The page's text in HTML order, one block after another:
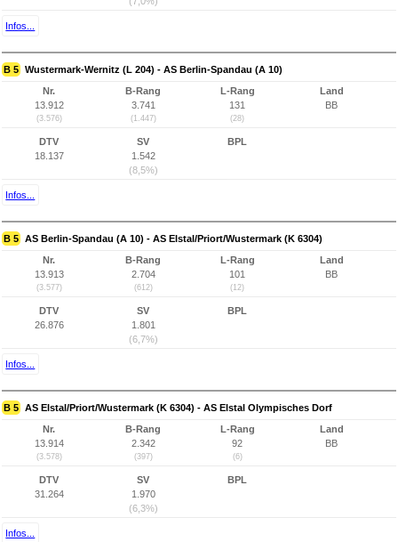
Infos...
B 5 Wustermark-Wernitz (L 204) - AS Berlin-Spandau (A 10)
Nr.
13.912
(3.576)
B-Rang
3.741
(1.447)
L-Rang
131
(28)
Land
BB
DTV
18.137
SV
1.542
(8,5%)
BPL
Infos...
B 5 AS Berlin-Spandau (A 10) - AS Elstal/Priort/Wustermark (K 6304)
Nr.
13.913
(3.577)
B-Rang
2.704
(612)
L-Rang
101
(12)
Land
BB
DTV
26.876
SV
1.801
(6,7%)
BPL
Infos...
B 5 AS Elstal/Priort/Wustermark (K 6304) - AS Elstal Olympisches Dorf
Nr.
13.914
(3.578)
B-Rang
2.342
(397)
L-Rang
92
(6)
Land
BB
DTV
31.264
SV
1.970
(6,3%)
BPL
Infos...